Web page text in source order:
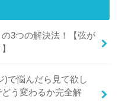
3つの解決法！【弦が
)で悩んだら見て欲し
う変わるか完全解